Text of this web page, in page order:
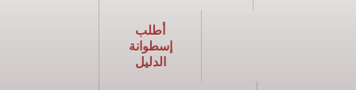
أطلب
إسطوانة
الدليل